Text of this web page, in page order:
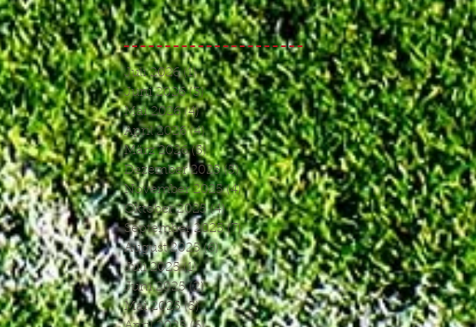
Juli 2026 (1)1 Beitrag
Juni 2026 (3)3 Beiträge
Mai 2026 (4)4 Beiträge
April 2026 (4)4 Beiträge
März 2026 (5)5 Beiträge
Dezember 2025 (5)5 Beiträge
November 2025 (4)4 Beiträge
Oktober 2025 (4)4 Beiträge
September 2025 (7)7 Beiträge
August 2025 (6)6 Beiträge
Juli 2025 (1)1 Beitrag
Juni 2025 (2)2 Beiträge
Mai 2025 (5)5 Beiträge